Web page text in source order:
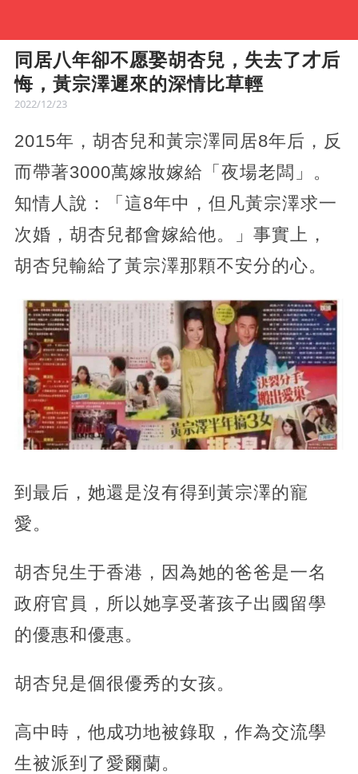
同居八年卻不愿娶胡杏兒，失去了才后
悔，黃宗澤遲來的深情比草輕
2022/12/23
2015年，胡杏兒和黃宗澤同居8年后，反
而帶著3000萬嫁妝嫁給「夜場老闆」。
知情人說：「這8年中，但凡黃宗澤求一
次婚，胡杏兒都會嫁給他。」事實上，
胡杏兒輸給了黃宗澤那顆不安分的心。
到最后，她還是沒有得到黃宗澤的寵
愛。
胡杏兒生于香港，因為她的爸爸是一名
政府官員，所以她享受著孩子出國留學
的優惠和優惠。
胡杏兒是個很優秀的女孩。
高中時，他成功地被錄取，作為交流學
生被派到了愛爾蘭。